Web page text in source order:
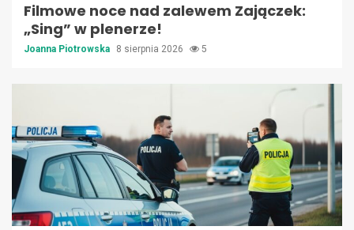
Filmowe noce nad zalewem Zajączek:
„Sing” w plenerze!
Joanna Piotrowska 8 sierpnia 2026 5